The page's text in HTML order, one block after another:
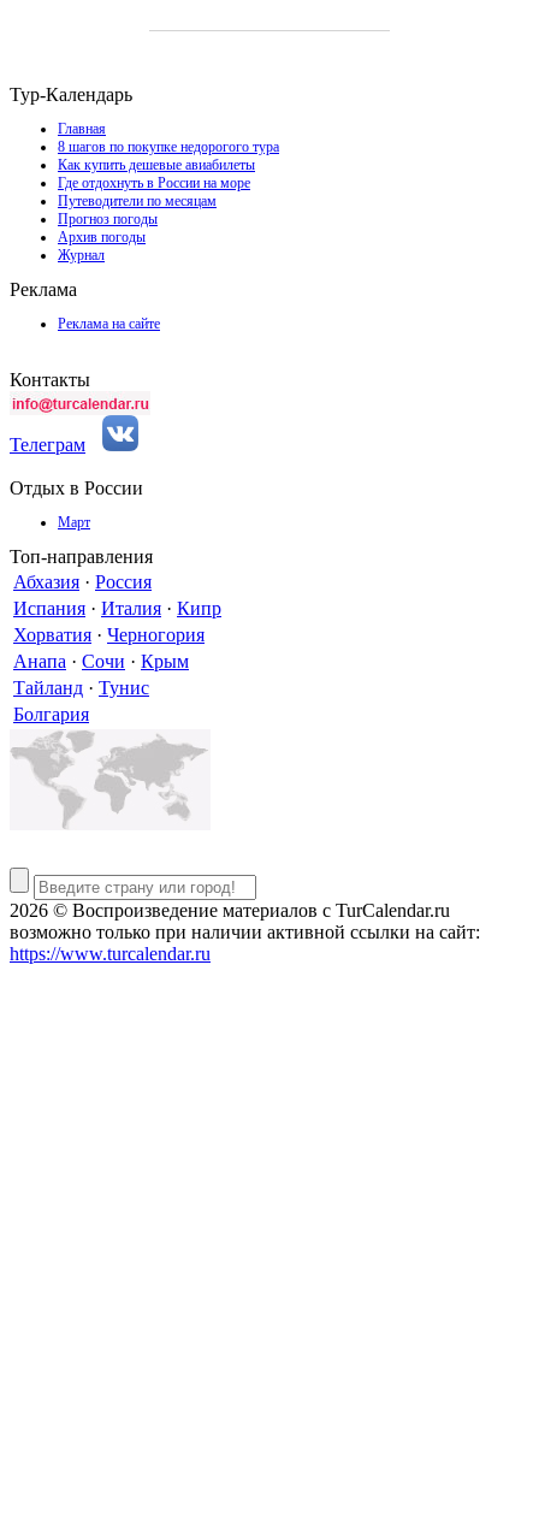
Тур-Календарь
Главная
8 шагов по покупке недорогого тура
Как купить дешевые авиабилеты
Где отдохнуть в России на море
Путеводители по месяцам
Прогноз погоды
Архив погоды
Журнал
Реклама
Реклама на сайте
Контакты
Телеграм
Отдых в России
Март
Топ-направления
Абхазия · Россия
Испания · Италия · Кипр
Хорватия · Черногория
Анапа · Сочи · Крым
Тайланд · Тунис
Болгария
2026 © Воспроизведение материалов c TurCalendar.ru
возможно только при наличии активной ссылки на сайт:
https://www.turcalendar.ru